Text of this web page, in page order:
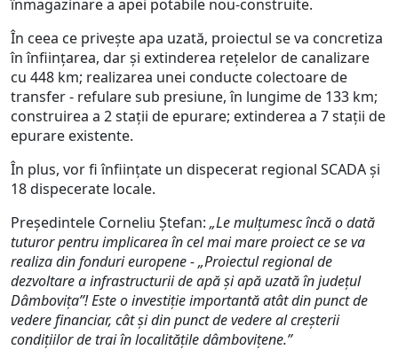
înmagazinare a apei potabile nou-construite.
În ceea ce privește apa uzată, proiectul se va concretiza
în înființarea, dar și extinderea rețelelor de canalizare
cu 448 km; realizarea unei conducte colectoare de
transfer - refulare sub presiune, în lungime de 133 km;
construirea a 2 stații de epurare; extinderea a 7 stații de
epurare existente.
În plus, vor fi înființate un dispecerat regional SCADA și
18 dispecerate locale.
Președintele Corneliu Ștefan: „Le mulțumesc încă o dată
tuturor pentru implicarea în cel mai mare proiect ce se va
realiza din fonduri europene - „Proiectul regional de
dezvoltare a infrastructurii de apă și apă uzată în județul
Dâmbovița”! Este o investiție importantă atât din punct de
vedere financiar, cât și din punct de vedere al creșterii
condițiilor de trai în localitățile dâmbovițene.”